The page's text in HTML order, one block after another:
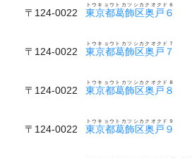
〒124-0022 東京都葛飾区奥戸６
トウキョウトカツシカクオクド６
〒124-0022 東京都葛飾区奥戸７
トウキョウトカツシカクオクド７
〒124-0022 東京都葛飾区奥戸８
トウキョウトカツシカクオクド８
〒124-0022 東京都葛飾区奥戸９
トウキョウトカツシカクオクド９